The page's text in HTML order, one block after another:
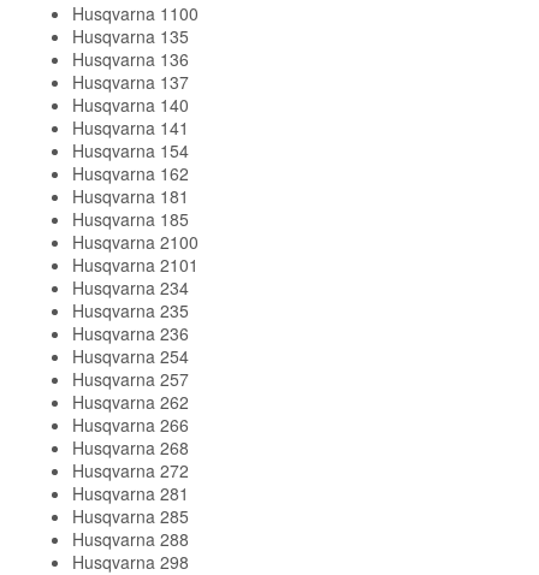
Husqvarna 1100
Husqvarna 135
Husqvarna 136
Husqvarna 137
Husqvarna 140
Husqvarna 141
Husqvarna 154
Husqvarna 162
Husqvarna 181
Husqvarna 185
Husqvarna 2100
Husqvarna 2101
Husqvarna 234
Husqvarna 235
Husqvarna 236
Husqvarna 254
Husqvarna 257
Husqvarna 262
Husqvarna 266
Husqvarna 268
Husqvarna 272
Husqvarna 281
Husqvarna 285
Husqvarna 288
Husqvarna 298